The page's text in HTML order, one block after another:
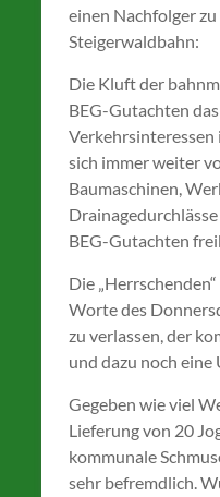
einen Nachfolger
Steigerwaldbahn:
Die Kluft der
BEG-Gutachten
Verkehrsinteressen
sich immer weiter
Baumaschinen,
BEG-Gutachten
Die
Worte des
zu verlassen, der
und dazu noch
Gegeben wie viel
Lieferung von 20
kommunale
sehr befremdlich.